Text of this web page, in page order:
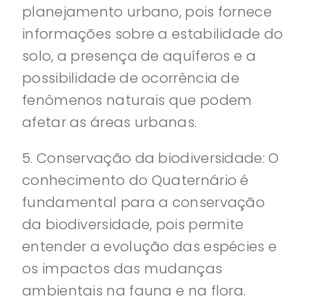
planejamento urbano, pois fornece
informações sobre a estabilidade do
solo, a presença de aquíferos e a
possibilidade de ocorrência de
fenômenos naturais que podem
afetar as áreas urbanas.
5. Conservação da biodiversidade: O
conhecimento do Quaternário é
fundamental para a conservação
da biodiversidade, pois permite
entender a evolução das espécies e
os impactos das mudanças
ambientais na fauna e na flora.